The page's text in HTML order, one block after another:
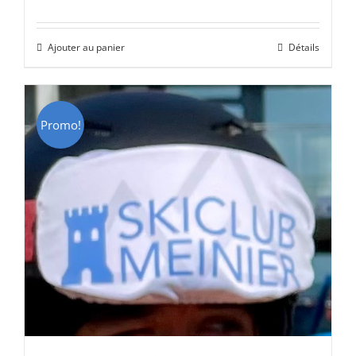
était :
CHF 69.00.CHF 49.00.
Ajouter au panier Détails
Promo!